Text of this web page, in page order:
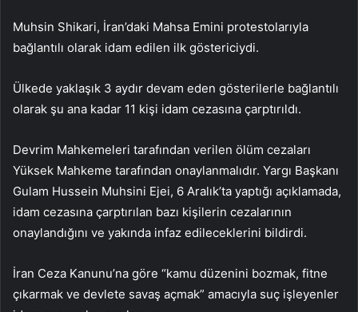
Muhsin Shikari, İran’daki Mahsa Emini protestolarıyla
bağlantılı olarak idam edilen ilk göstericiydi.
Ülkede yaklaşık 3 aydır devam eden gösterilerle bağlantılı
olarak şu ana kadar 11 kişi idam cezasına çarptırıldı.
Devrim Mahkemeleri tarafından verilen ölüm cezaları
Yüksek Mahkeme tarafından onaylanmalıdır. Yargı Başkanı
Gulam Hussein Muhsini Ejei, 6 Aralık’ta yaptığı açıklamada,
idam cezasına çarptırılan bazı kişilerin cezalarının
onaylandığını ve yakında infaz edileceklerini bildirdi.
İran Ceza Kanunu’na göre “kamu düzenini bozmak, fitne
çıkarmak ve devlete savaş açmak” amacıyla suç işleyenler